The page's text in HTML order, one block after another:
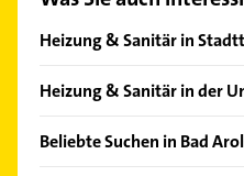
unserem Kontaktdaten-
finden Sie alle
Kontaktdaten
Heizung & Sanitär in
Landau
Heizung & Sanitär in der
Twistetal
Beliebte Suchen in Bad